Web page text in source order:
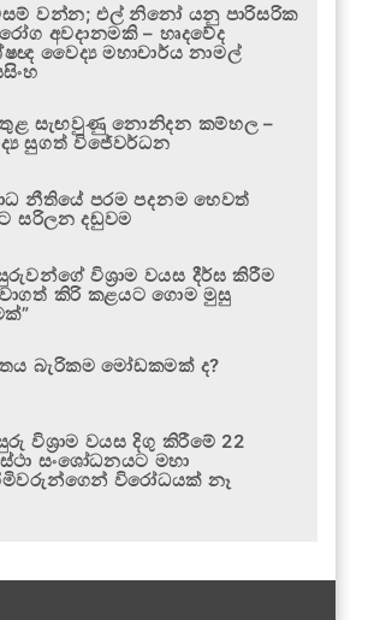
වන්න; එල් නිනෝ යනු පාරිසරික
රෝග අවදානමකි – හෘදවේද
වෛද්‍ය මහාචාර්ය නාමල්
සැඟවුණු නොනිදන කම්හල –
සුගත් විජේවර්ධන
නීතියේ පරම පදනම හෙවත්
සරිලන දඬුවම
විශ්‍රාම වයස දීර්ඝ කිරීම
කිරි කළයට ගොම මුසු
බැරිකම මෝඩකමක් ද?
විශ්‍රාම වයස දිගු කිරීමේ 22
සංශෝධනයට මහා
විරෝධයක් නෑ